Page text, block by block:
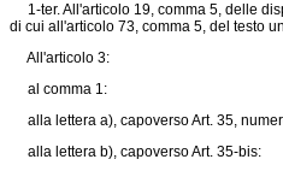
1-ter. All'articolo 19, comma 5, delle
di cui all'articolo 73, comma 5, del testo
All'articolo 3:
al comma 1:
alla lettera a), capoverso Art. 35,
alla lettera b), capoverso Art. 35-bis: